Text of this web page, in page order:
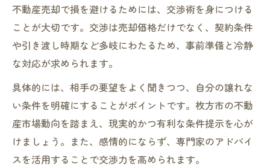
不動産売却で損を避けるためには、交渉術を身につける
ことが大切です。交渉は売却価格だけでなく、契約条件
や引き渡し時期など多岐にわたるため、事前準備と冷静
な対応が求められます。
具体的には、相手の要望をよく聞きつつ、自分の譲れな
い条件を明確にすることがポイントです。枚方市の不動
産市場動向を踏まえ、現実的かつ有利な条件提示を心が
けましょう。また、感情的にならず、専門家のアドバイ
スを活用することで交渉力を高められます。